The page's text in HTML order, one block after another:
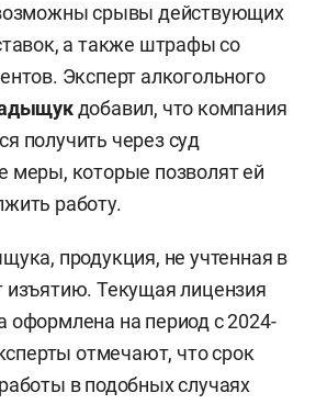
срывы действующих
а также штрафы со
Эксперт алкогольного
добавил, что компания
получить через суд
меры, которые позволят ей
работу.
продукция, не учтенная в
Текущая лицензия
оформлена на период с 2024-
отмечают, что срок
в подобных случаях